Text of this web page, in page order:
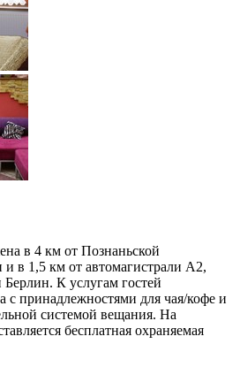
в 4 км от Познаньской
в 1,5 км от автомагистрали А2,
К услугам гостей
с принадлежностями для чая/кофе и
системой вещания. На
бесплатная охраняемая